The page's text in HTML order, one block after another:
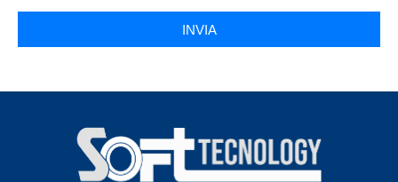
INVIA